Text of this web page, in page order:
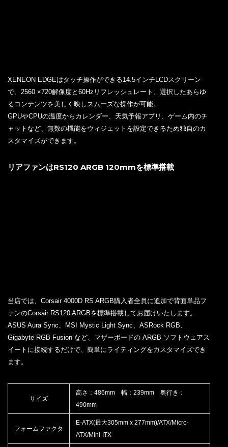
XENEON EDGEはタッチ操作ができる14.5インチLCDスクリーン
で、2560 ×720解像度と60Hzリフレッシュレート、選択したあらゆ
るコンテンツを美しく映しスムーズな操作が可能。
GPUやCPUの温度からカレンダー、天気予報アプリ、ゲーム内のチ
ャットなど、無数の機能をウィジェットを設定できるため独自のカ
スタマイズができます。
リアファンはRS120 ARGB 120mmを標準搭載
当店では、Corsair 4000D RS ARGB購入者全員に追加で背面単品フ
ァンのCorsair RS120 ARGBを標準搭載してお届けいたします。
ASUS Aura Sync、MSI Mystic Light Sync、ASRock RGB、
Gigabyte RGB Fusion など、マザーボードの ARGB ソフトウェアス
イートに接続するだけで、簡単にライティングをカスタマイズでき
ます。
サイズ
高さ：486mm 幅：239mm 奥行き：
490mm
フォームファクタ
E-ATX(最大305mm x 277mm)/ATX/Micro-
ATX/Mini-ITX